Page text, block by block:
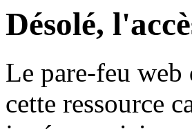
Désolé,
Le pare-feu web
cette ressource